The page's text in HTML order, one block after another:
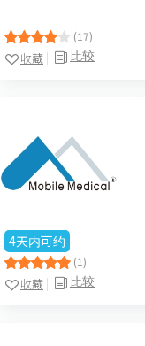
(17)
比较
收藏
4天内可约
(1)
比较
收藏